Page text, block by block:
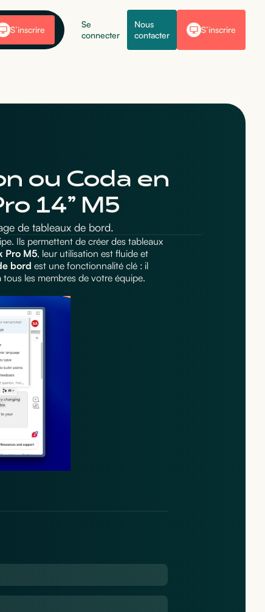
S’inscrire
Se
connecter
Nous
contacter
S’inscrire
ou Coda en
14” M5
de tableaux de bord.
Ils permettent de créer des tableaux
Pro M5, leur utilisation est fluide et
bord est une fonctionnalité clé : il
les membres de votre équipe.